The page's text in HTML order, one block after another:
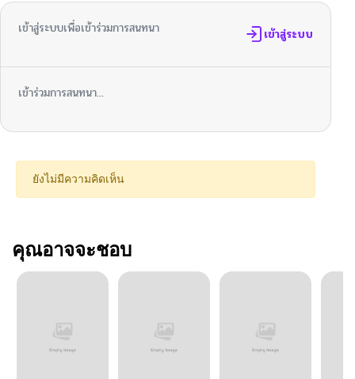
เข้าสู่ระบบเพื่อเข้าร่วมการสนทนา เข้าสู่ระบบ
เข้าร่วมการสนทนา...
ยังไม่มีความคิดเห็น
คุณอาจจะชอบ